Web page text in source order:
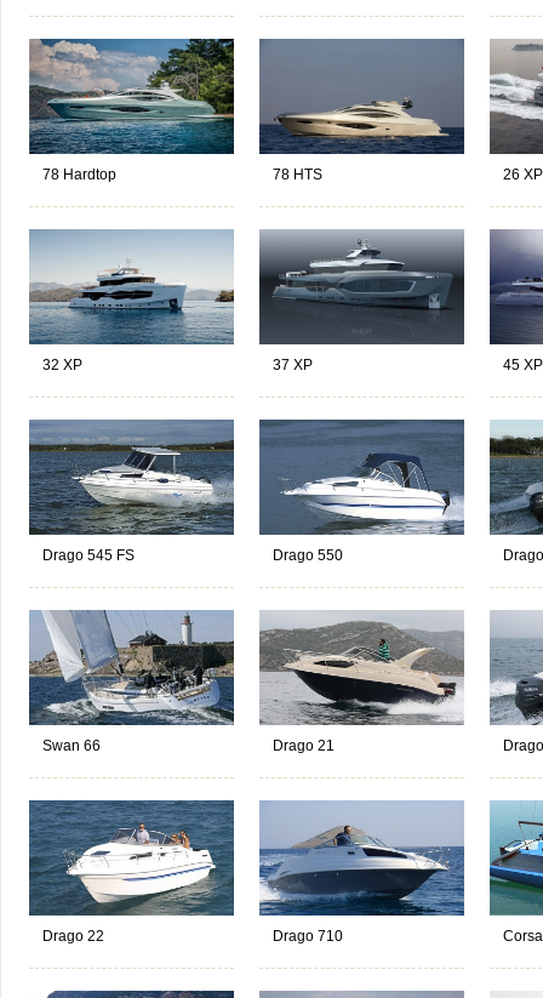
78 Hardtop 78 HTS 26 XP
32 XP 37 XP 45 XP
Drago 545 FS Drago 550
Swan 66 Drago 21
Drago 22 Drago 710